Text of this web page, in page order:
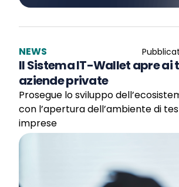
NEWS
Il Sistema IT-Wallet apre ai
aziende private
Prosegue lo sviluppo
con l’apertura dell’ambiente di
imprese